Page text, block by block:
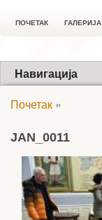
ПОЧЕТАК ГАЛЕРИЈА
Навигација
Почетак »
JAN_0011